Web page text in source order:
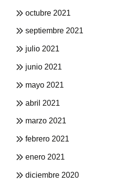
octubre 2021
septiembre 2021
julio 2021
junio 2021
mayo 2021
abril 2021
marzo 2021
febrero 2021
enero 2021
diciembre 2020